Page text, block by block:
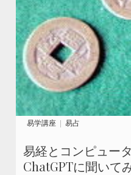
易学講座 易占
易経とコンピュー
ChatGPTに聞いて